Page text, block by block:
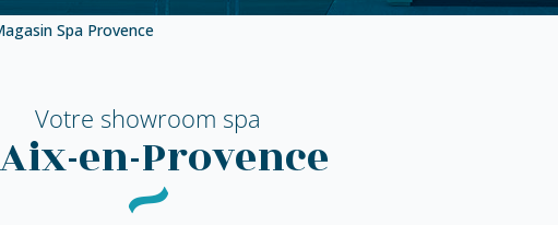
Spa Provence
Votre showroom spa
en-Provence